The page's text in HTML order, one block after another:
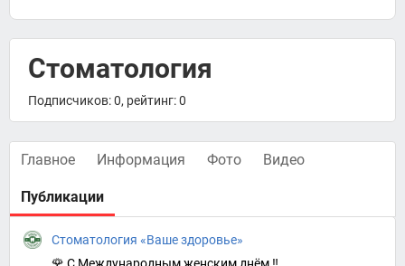
Стоматология
Подписчиков: 0, рейтинг: 0
Главное Информация Фото Видео
Публикации
Стоматология «Ваше здоровье»